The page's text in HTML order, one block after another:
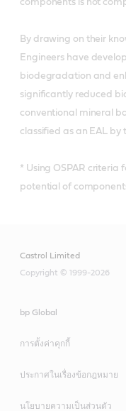
By drawing on their
Engineers have
biodegradation and
significantly reduced
conventional mineral
classified as an EAL by
* Using OSPAR criteria
potential of
Castrol Limited
Copyright © 1999-2026
bp Global
การตั้งค่าคุกกี้
ประกาศในเรื่องข้อกฎหมาย
นโยบายความเป็นส่วนตัว